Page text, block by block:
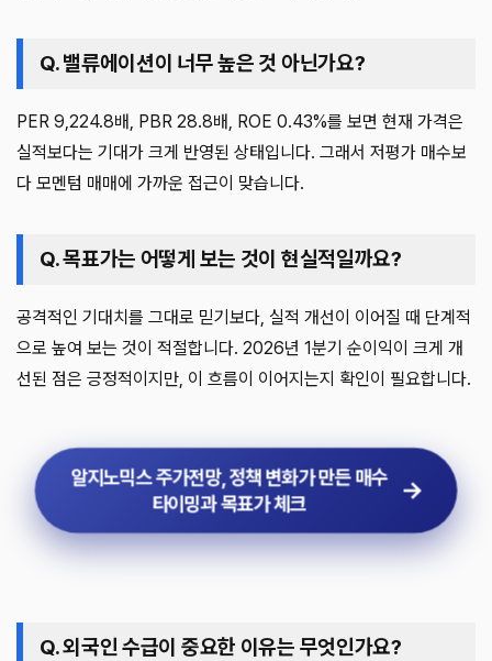
Q. 밸류에이션이 너무 높은 것 아닌가요?
PER 9,224.8배, PBR 28.8배, ROE 0.43%를 보면 현재 가격은
실적보다는 기대가 크게 반영된 상태입니다. 그래서 저평가 매수보
다 모멘텀 매매에 가까운 접근이 맞습니다.
Q. 목표가는 어떻게 보는 것이 현실적일까요?
공격적인 기대치를 그대로 믿기보다, 실적 개선이 이어질 때 단계적
으로 높여 보는 것이 적절합니다. 2026년 1분기 순이익이 크게 개
선된 점은 긍정적이지만, 이 흐름이 이어지는지 확인이 필요합니다.
알지노믹스 주가전망, 정책 변화가 만든 매수
타이밍과 목표가 체크
Q. 외국인 수급이 중요한 이유는 무엇인가요?